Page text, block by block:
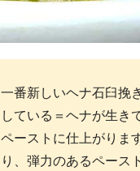
一番新しいヘナ石臼挽
している＝ヘナが生き
ペーストに仕上がりま
り、弾力のあるペース